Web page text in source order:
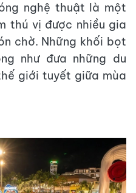
nghệ thuật là một
thú vị được nhiều gia
chờ. Những khối bọt
như đưa những du
giới tuyết giữa mùa